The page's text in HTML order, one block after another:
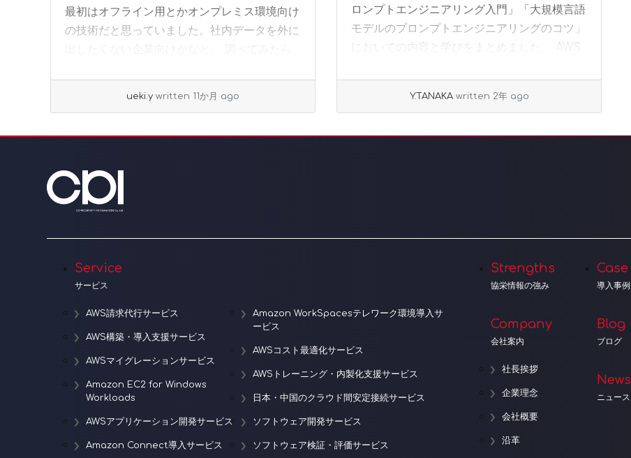
最初はオフライン用とかオンプレミス環境向け
の技術だと思っていました。社内データを外に
ueki.y written 11か月 ago
ロンプトエンジニアリング入門」「大規模言語
モデルのプロンプトエンジニアリングのコツ」
においての内容と学びをまとめました。 AWS
Y.TANAKA written 2年 ago
Service
サービス
AWS請求代行サービス
AWS構築・導入支援サービス
AWSマイグレーションサービス
Amazon EC2 for Windows
Workloads
AWSアプリケーション開発サービス
Amazon Connect導入サービス
Amazon WorkSpacesテレワーク環境導入サ
ービス
AWSコスト最適化サービス
AWSトレーニング・内製化支援サービス
日本・中国のクラウド間安定接続サービス
ソフトウェア開発サービス
ソフトウェア検証・評価サービス
Strengths
協栄情報の強み
Company
会社案内
社長挨拶
企業理念
会社概要
沿革
Case
導入事例
Blog
ブログ
News
ニュース